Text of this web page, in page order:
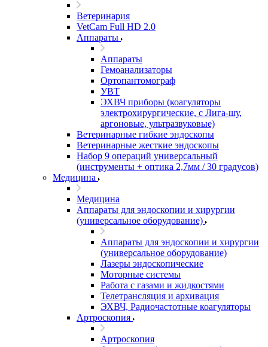
Ветеринария
VetCam Full HD 2.0
Аппараты
Аппараты
Гемоанализаторы
Ортопантомограф
УВТ
ЭХВЧ приборы (коагуляторы
электрохирургические, с Лига-шу,
аргоновые, ультразвуковые)
Ветеринарные гибкие эндоскопы
Ветеринарные жесткие эндоскопы
Набор 9 операций универсальный
(инструменты + оптика 2,7мм / 30 градусов)
Медицина
Медицина
Аппараты для эндоскопии и хирургии
(универсальное оборудование)
Аппараты для эндоскопии и хирургии
(универсальное оборудование)
Лазеры эндоскопические
Моторные системы
Работа с газами и жидкостями
Телетрансляция и архивация
ЭХВЧ, Радиочастотные коагуляторы
Артроскопия
Артроскопия